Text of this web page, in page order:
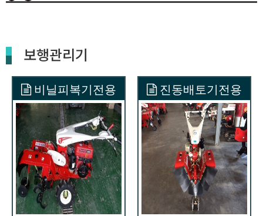
보행관리기
비닐피복기전용 진동배토기전용